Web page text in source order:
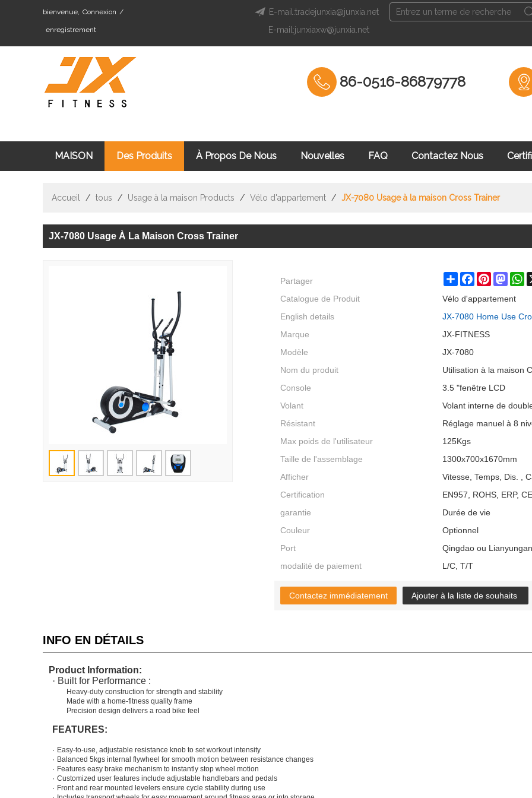
bienvenue, Connexion /
enregistrement
E-mail:tradejunxia@junxia.net
E-mail:junxiaxw@junxia.net
Français
86-0516-86879778
MAISON Des Produits À Propos De Nous Nouvelles FAQ Contactez Nous
Accueil / tous / Usage à la maison Products / Vélo d'appartement / JX-7080 Usage à la maison Cross Trainer
JX-7080 Usage À La Maison Cross Trainer
Partager ShareFacebookPinterest
Catalogue de Produit
Vélo d'appartement
English details
JX-7080 Home Use
Marque
JX-FITNESS
Modèle
JX-7080
Nom du produit
Utilisation à la maison
Console
3.5 "fenêtre LCD
Volant
Volant interne de
Résistant
Réglage manuel à 8
Max poids de l'utilisateur
125Kgs
Taille de l'assemblage
1300x700x1670mm
Afficher
Vitesse, Temps, Dis. ,
Certification
EN957, ROHS, ERP, CE
garantie
Durée de vie
Couleur
Optionnel
Port
Qingdao ou
modalité de paiement
L/C, T/T
Contactez immédiatement Ajouter à la liste de souhaits
INFO EN DÉTAILS
Product Information:
· Built for Performance :
Heavy-duty construction for strength and stability
Made with a home-fitness quality frame
Precision design delivers a road bike feel
FEATURES:
· Easy-to-use, adjustable resistance knob to set workout intensity
· Balanced 5 kgs internal flywheel for smooth motion between resistance changes
· Features easy brake mechanism to instantly stop wheel motion
· Customized user features include adjustable handlebars and pedals
· Front and rear mounted levelers ensure cycle stability during use